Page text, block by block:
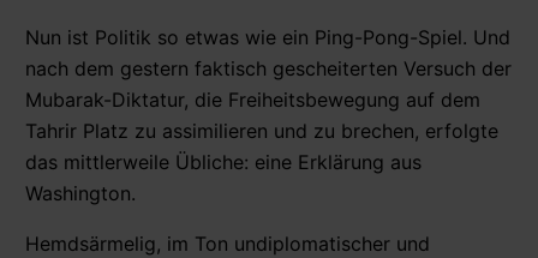
Nun ist Politik so etwas wie ein Ping-Pong-Spiel. Und
nach dem gestern faktisch gescheiterten Versuch der
Mubarak-Diktatur, die Freiheitsbewegung auf dem
Tahrir Platz zu assimilieren und zu brechen, erfolgte
das mittlerweile Übliche: eine Erklärung aus
Washington.
Hemdsärmelig, im Ton undiplomatischer und